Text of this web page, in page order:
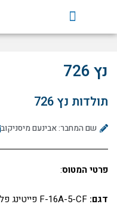
נץ 726
תולדות נץ 726
שם המחבר: אבינעם מיסניקוב
פרטי המטוס:
דגם: